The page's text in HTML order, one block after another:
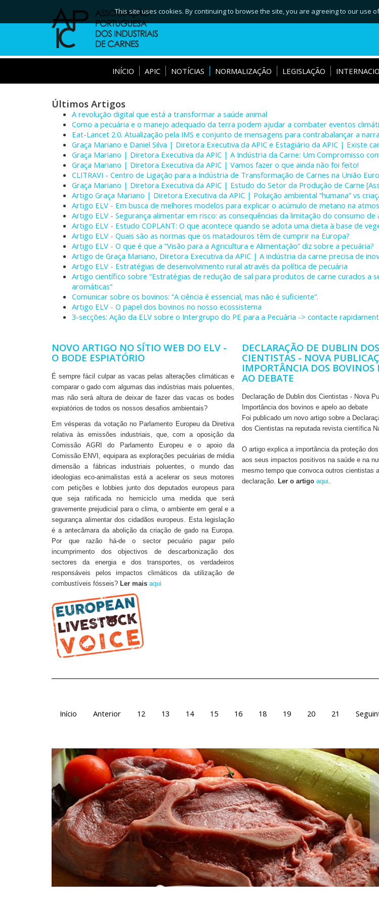
INÍCIO APIC NOTÍCIAS NORMALIZAÇÃO LEGISLAÇÃO
Últimos Artigos
A revolução digital que está a transformar a saúde animal
Como a pecuária e o manejo adequado da terra podem ajudar a combater eventos
Eat-Lancet 2.0. Atualização pela IMS e conjunto de mensagens para contrabalançar a
Graça Mariano e Daniel Silva | Diretora Executiva da APIC e Estagiário da APIC | Existe
Graça Mariano | Diretora Executiva da APIC | A Indústria da Carne: Um Compromisso
Graça Mariano | Diretora Executiva da APIC | Vamos fazer o que ainda não foi feito!
CLITRAVI - Centro de Ligação para a Indústria de Transformação de Carnes na União
Graça Mariano | Diretora Executiva da APIC | Estudo do Setor da Produção de Carne
Artigo Graça Mariano | Diretora Executiva da APIC | Poluição ambiental “humana” vs
Artigo ELV - Em busca de melhores modelos para explicar o acúmulo de metano na
Artigo ELV - Segurança alimentar em risco: as consequências da limitação do consumo
Artigo ELV - Estudo COPLANT: O que acontece quando se adota uma dieta à base de
Artigo ELV - Quais são as normas que os matadouros têm de cumprir na Europa?
Artigo ELV - O que é que a “Visão para a Agricultura e Alimentação” diz sobre a pecuária?
Artigo de Graça Mariano, Diretora Executiva da APIC | A indústria da carne precisa de
Artigo ELV - Estratégias de desenvolvimento rural através da política de pecuária
Artigo científico sobre “Estratégias de redução de sal para produtos de carne curados a
aromáticas”
Comunicar sobre os bovinos: “A ciência é essencial, mas não é suficiente”.
Artigo ELV - O papel dos bovinos no nosso ecossistema
3-secções: Ação da ELV sobre o Intergrupo do PE para a Pecuária -> contacte
NOVO ARTIGO NO SÍTIO WEB DO ELV -
O BODE ESPIATÓRIO
É sempre fácil culpar as vacas pelas alterações climáticas e
comparar o gado com algumas das indústrias mais poluentes,
mas não será altura de deixar de fazer das vacas os bodes
expiatórios de todos os nossos desafios ambientais?
Em vésperas da votação no Parlamento Europeu da Diretiva
relativa às emissões industriais, que, com a oposição da
Comissão AGRI do Parlamento Europeu e o apoio da
Comissão ENVI, equipara as explorações pecuárias de média
dimensão a fábricas industriais poluentes, o mundo das
ideologias eco-animalistas está a acelerar os seus motores
com petições e lobbies junto dos deputados europeus para
que seja ratificada no hemiciclo uma medida que será
gravemente prejudicial para o clima, o ambiente em geral e a
segurança alimentar dos cidadãos europeus. Esta legislação
é a antecâmara da abolição da criação de gado na Europa.
Por que razão há-de o sector pecuário pagar pelo
incumprimento dos objectivos de descarbonização dos
sectores da energia e dos transportes, os verdadeiros
responsáveis pelos impactos climáticos da utilização de
combustíveis fósseis? Ler mais aqui
DECLARAÇÃO DE DUBLIN DOS
CIENTISTAS - NOVA
IMPORTÂNCIA DOS BOVINOS
AO DEBATE
Declaração de Dublin dos Cientistas - Nova
Importância dos bovinos e apelo ao debate
Foi publicado um novo artigo sobre a
dos Cientistas na reputada revista científica
O artigo explica a importância da proteção
aos seus impactos positivos na saúde e na
mesmo tempo que convoca outros cientistas
declaração. Ler o artigo aqui.
Início Anterior 12 13 14 15 16 18 19 20 21
This site uses cookies. By continuing to browse the site, you are agreeing to our use